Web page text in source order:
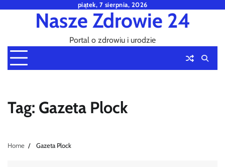
piątek, 7 sierpnia, 2026
Nasze Zdrowie 24
Portal o zdrowiu i urodzie
Tag: Gazeta Plock
Home Gazeta Plock